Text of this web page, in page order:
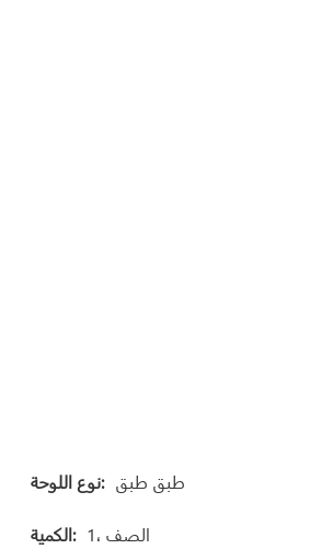
نوع اللوحة: طبق طبق
الكمية: 1، الصف